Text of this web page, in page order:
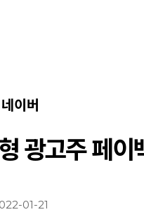
네이버
광고주 페이
01-21